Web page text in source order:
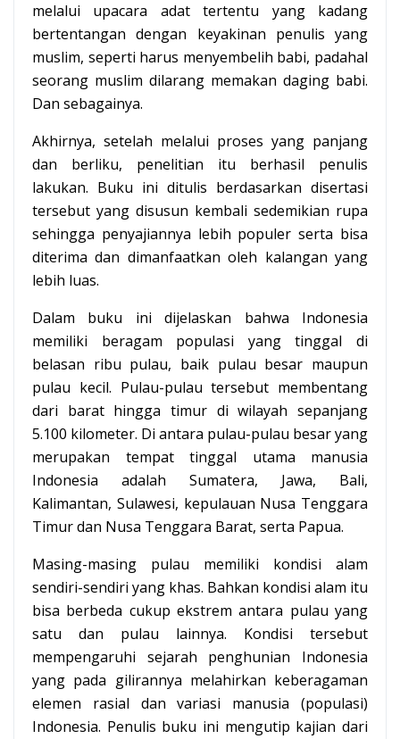
melalui upacara adat tertentu yang kadang
bertentangan dengan keyakinan penulis yang
muslim, seperti harus menyembelih babi, padahal
seorang muslim dilarang memakan daging babi.
Dan sebagainya.
Akhirnya, setelah melalui proses yang panjang
dan berliku, penelitian itu berhasil penulis
lakukan. Buku ini ditulis berdasarkan disertasi
tersebut yang disusun kembali sedemikian rupa
sehingga penyajiannya lebih populer serta bisa
diterima dan dimanfaatkan oleh kalangan yang
lebih luas.
Dalam buku ini dijelaskan bahwa Indonesia
memiliki beragam populasi yang tinggal di
belasan ribu pulau, baik pulau besar maupun
pulau kecil. Pulau-pulau tersebut membentang
dari barat hingga timur di wilayah sepanjang
5.100 kilometer. Di antara pulau-pulau besar yang
merupakan tempat tinggal utama manusia
Indonesia adalah Sumatera, Jawa, Bali,
Kalimantan, Sulawesi, kepulauan Nusa Tenggara
Timur dan Nusa Tenggara Barat, serta Papua.
Masing-masing pulau memiliki kondisi alam
sendiri-sendiri yang khas. Bahkan kondisi alam itu
bisa berbeda cukup ekstrem antara pulau yang
satu dan pulau lainnya. Kondisi tersebut
mempengaruhi sejarah penghunian Indonesia
yang pada gilirannya melahirkan keberagaman
elemen rasial dan variasi manusia (populasi)
Indonesia. Penulis buku ini mengutip kajian dari